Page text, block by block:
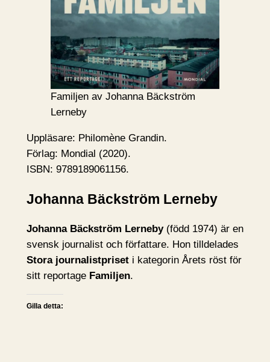
Familjen av Johanna Bäckström
Lerneby
Uppläsare: Philomène Grandin.
Förlag: Mondial (2020).
ISBN: 9789189061156.
Johanna Bäckström Lerneby
Johanna Bäckström Lerneby(född 1974) är en
svensk journalist och författare. Hon tilldelades
Stora journalistpriseti kategorin Årets röst för
sitt reportage Familjen.
Gilla detta: